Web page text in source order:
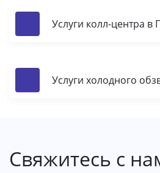
Услуги колл-центра в
Услуги холодного
Свяжитесь с